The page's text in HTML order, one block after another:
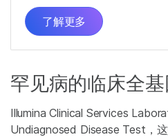
了解更多
罕见病的临床全
Illumina Clinical Services
Undiagnosed Disease Test，